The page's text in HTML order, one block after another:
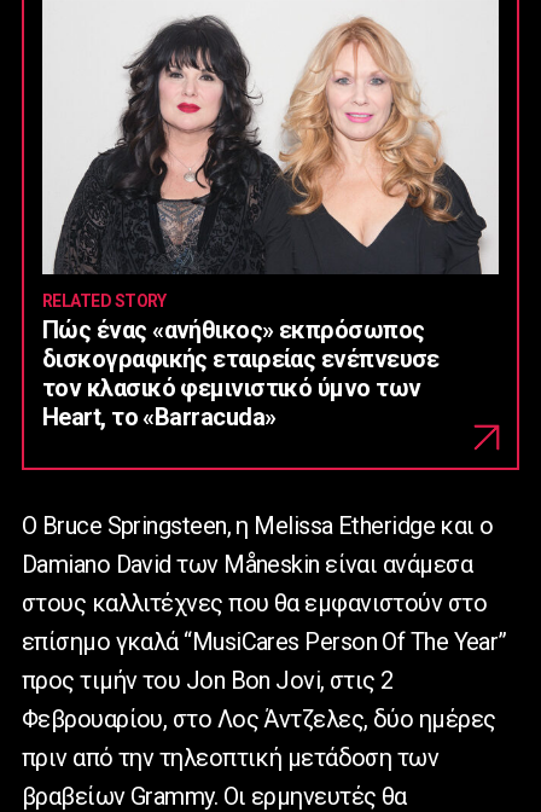
RELATED STORY
Πώς ένας «ανήθικος» εκπρόσωπος
δισκογραφικής εταιρείας ενέπνευσε
τον κλασικό φεμινιστικό ύμνο των
Heart, το «Barracuda»
Ο Bruce Springsteen, η Melissa Etheridge και ο
Damiano David των Måneskin είναι ανάμεσα
στους καλλιτέχνες που θα εμφανιστούν στο
επίσημο γκαλά “MusiCares Person Of The Year”
προς τιμήν του Jon Bon Jovi, στις 2
Φεβρουαρίου, στο Λος Άντζελες, δύο ημέρες
πριν από την τηλεοπτική μετάδοση των
βραβείων Grammy. Οι ερμηνευτές θα